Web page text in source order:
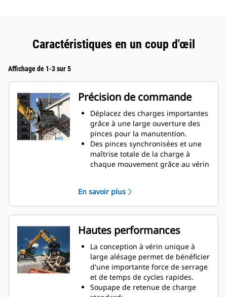
Caractéristiques en un coup d'œil
Affichage de 1-3 sur 5
Précision de commande
Déplacez des charges importantes
grâce à une large ouverture des
pinces pour la manutention.
Des pinces synchronisées et une
maîtrise totale de la charge à
chaque mouvement grâce au vérin
charges importantes ou
récupérez, triez et placez des
matériaux de petite taille grâce à
des butées anti-chevauchement
pour le contact des mâchoires
bord à bord et évitez ainsi le
chevauchement.
Filtrez la saleté et tout matériau fin
grâce à des pinces à claire-voie et
perforées, qui offrent aussi au
En savoir plus
Hautes performances
La conception à vérin unique à
large alésage permet de bénéficier
d'une importante force de serrage
et de temps de cycles rapides.
Soupape de retenue de charge